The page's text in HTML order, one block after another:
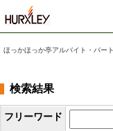
ほっかほっか亭アルバイト・パー
検索結果
フリーワード